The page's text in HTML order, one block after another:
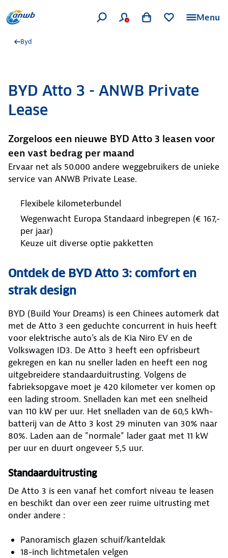
Menu
Byd
BYD Atto 3 - ANWB Private
Lease
Zorgeloos een nieuwe BYD Atto 3 leasen voor
een vast bedrag per maand
Ervaar net als 50.000 andere weggebruikers de unieke
service van ANWB Private Lease.
Flexibele kilometerbundel
Wegenwacht Europa Standaard inbegrepen (€ 167,-
per jaar)
Keuze uit diverse optie pakketten
Ontdek de BYD Atto 3: comfort en
strak design
BYD (Build Your Dreams) is een Chinees automerk dat
met de Atto 3 een geduchte concurrent in huis heeft
voor elektrische auto's als de Kia Niro EV en de
Volkswagen ID3. De Atto 3 heeft een opfrisbeurt
gekregen en kan nu sneller laden en heeft een nog
uitgebreidere standaarduitrusting. Volgens de
fabrieksopgave moet je 420 kilometer ver komen op
een lading stroom. Snelladen kan met een snelheid
van 110 kW per uur. Het snelladen van de 60,5 kWh-
batterij van de Atto 3 kost 29 minuten van 30% naar
80%. Laden aan de "normale" lader gaat met 11 kW
per uur en duurt ongeveer 5,5 uur.
Standaarduitrusting
De Atto 3 is een vanaf het comfort niveau te leasen
en beschikt dan over een zeer ruime uitrusting met
onder andere :
Panoramisch glazen schuif/kanteldak
18-inch lichtmetalen velgen